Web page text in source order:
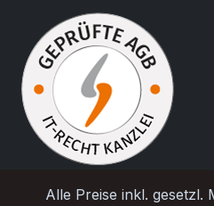
Gurtband. Geprüft
Radhelmnorm EN 1078
Alle Preise inkl. gesetzl.